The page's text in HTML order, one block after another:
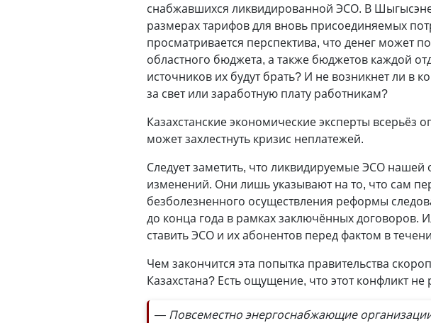
снабжавшихся ликвидированной ЭСО. В
размерах тарифов для вновь присоединяемых
просматривается перспектива, что денег
областного бюджета, а также бюджетов каждой
источников их будут брать? И не возникнет ли в
за свет или заработную плату работникам?
Казахстанские экономические эксперты всерьёз
может захлестнуть кризис неплатежей.
Следует заметить, что ликвидируемые ЭСО
изменений. Они лишь указывают на то, что сам
безболезненного осуществления реформы
до конца года в рамках заключённых договоров.
ставить ЭСО и их абонентов перед фактом в
Чем закончится эта попытка правительства
Казахстана? Есть ощущение, что этот конфликт
— Повсеместно энергоснабжающие